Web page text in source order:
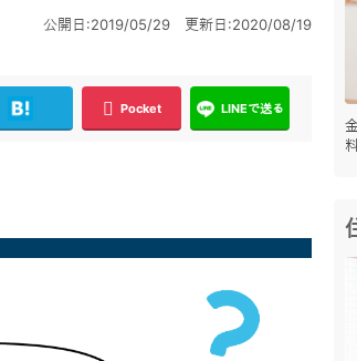
公開日:2019/05/29 更新日:2020/08/19
Pocket LINEで送る